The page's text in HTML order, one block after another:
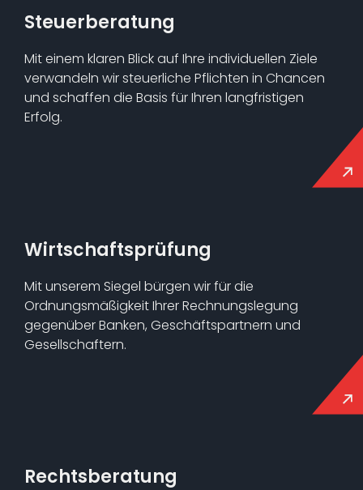
Steuerberatung
Mit einem klaren Blick auf Ihre individuellen Ziele
verwandeln wir steuerliche Pflichten in Chancen
und schaffen die Basis für Ihren langfristigen
Erfolg.
Wirtschaftsprüfung
Mit unserem Siegel bürgen wir für die
Ordnungsmäßigkeit Ihrer Rechnungslegung
gegenüber Banken, Geschäftspartnern und
Gesellschaftern.
Rechtsberatung